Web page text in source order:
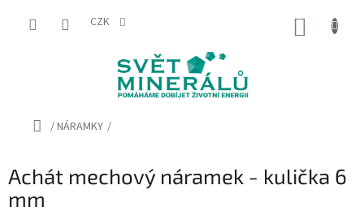
CZK
Domů
/NÁRAMKY /
Achát mechový náramek - kulička 6
mm